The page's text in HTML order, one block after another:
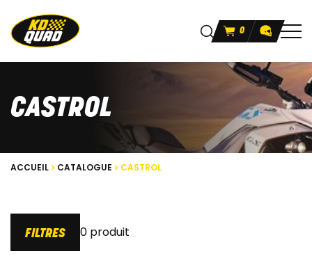
0
CASTROL
ACCUEIL CATALOGUE CASTROL
FILTRES 0 produit